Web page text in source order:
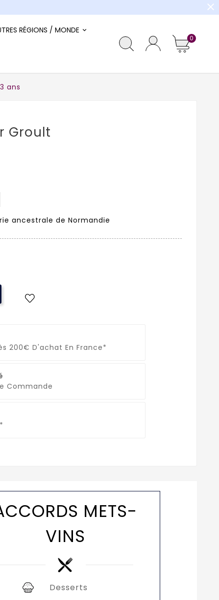
close
RÉGIONS / MONDE
0
ans
Groult
ancestrale de Normandie
200€ D'achat En France*
Commande
METS-
VINS
Desserts